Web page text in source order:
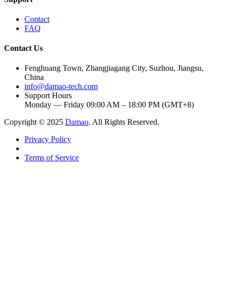
Contact
FAQ
Contact Us
Fenghuang Town, Zhangjiagang City, Suzhou, Jiangsu,
China
info@damao-tech.com
Support Hours
Monday — Friday 09:00 AM – 18:00 PM (GMT+8)
Copyright © 2025 Damao. All Rights Reserved.
Privacy Policy
Terms of Service